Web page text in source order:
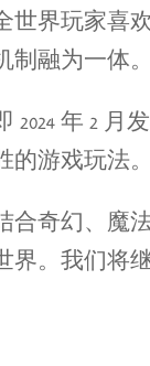
世界玩家喜
制融为一体。
2024 年 2
的游戏玩法。
合奇幻、魔
界。我们将